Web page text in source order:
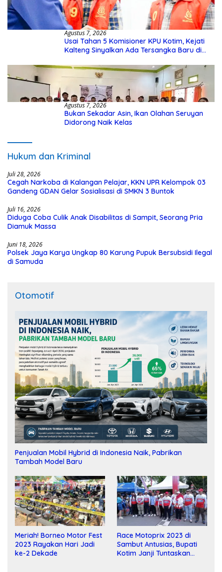
Agustus 7, 2026
Usai Tahan 5 Komisioner KPU Kotim, Kejati
Kalteng Sinyalkan Ada Tersangka Baru di
Agustus 7, 2026
Bukan Sekadar Asin, Ikan Olahan Seruyan
Didorong Naik Kelas
Hukum dan Kriminal
Juli 28, 2026
Cegah Narkoba di Kalangan Pelajar, KKN UPR Kelompok 03
Gandeng GDAN Gelar Sosialisasi di SMKN 3 Buntok
Juli 16, 2026
Diduga Coba Culik Anak Disabilitas di Sampit, Seorang Pria
Diamuk Massa
Juni 18, 2026
Polsek Jaya Karya Ungkap 80 Karung Pupuk Bersubsidi Ilegal
di Samuda
Otomotif
Penjualan Mobil Hybrid di Indonesia Naik, Pabrikan
Tambah Model Baru
Meriah! Borneo Motor Fest
2023 Rayakan Hari Jadi
ke-2 Dekade
Race Motoprix 2023 di
Sambut Antusias, Bupati
Kotim Janji Tuntaskan